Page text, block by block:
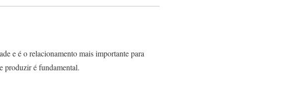
e é o relacionamento mais importante para
produzir é fundamental.